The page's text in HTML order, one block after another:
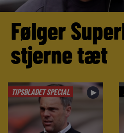
Følger
stjerne tæt
TIPSBLADET SPECIAL ►